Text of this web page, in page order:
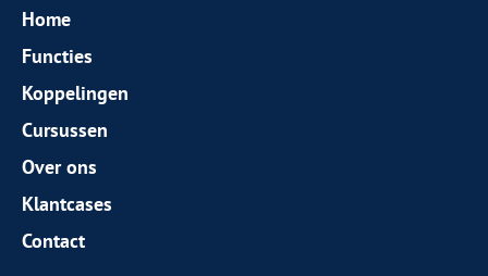
Home
Functies
Koppelingen
Cursussen
Over ons
Klantcases
Contact